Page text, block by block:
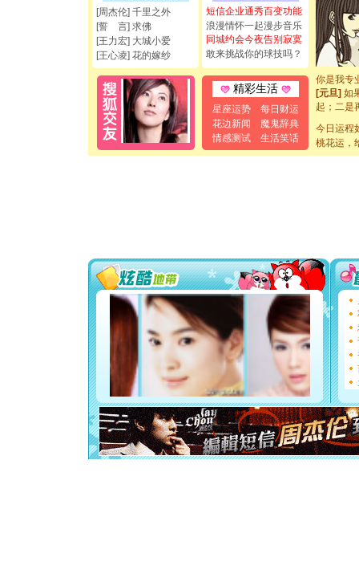
[周杰伦] 千里之外
[誓 言] 求佛
[王力宏] 大城小爱
[王心凌] 花的嫁纱
短信企业通秀百变功能
浪漫情怀一起漫步音乐
同城约会今夜告别寂寞
敢来挑战你的球技吗？
精彩生活
星座运势
每日财运
花边新闻
魔鬼辞典
情感测试
生活笑话
都要快乐
[圣诞节]
如意,快
[元旦]看
断电。爱
你是我专
[元旦] 如
起；二是
[元旦]当
泣，这痛
卖了。水
你太多，
要平安
[圣诞节]
能正大
都要快乐
[圣诞节]
如意,快
[元旦]
断电。
你是我
[元旦]如
起；二是
离。水晶
[元旦]当
泣，这痛
今日运程
桃花运，